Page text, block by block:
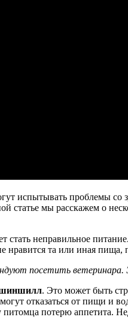
испытывать проблемы со
мы расскажем о
стать неправильное
та или иная
посетить
шиншилл. Это может быть
отказаться от пищи и
потерю аппетита.